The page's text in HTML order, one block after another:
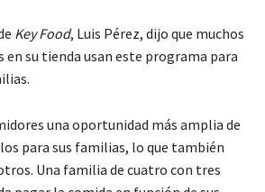
Key Food, Luis Pérez, dijo que muchos
en su tienda usan este programa para
una oportunidad más amplia de
para sus familias, lo que también
Una familia de cuatro con tres